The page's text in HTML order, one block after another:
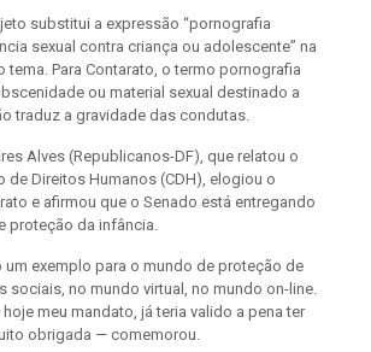
substitui a expressão “pornografia
sexual contra criança ou adolescente” na
tema. Para Contarato, o termo pornografia
ou material sexual destinado a
traduz a gravidade das condutas.
Alves (Republicanos-DF), que relatou o
de Direitos Humanos (CDH), elogiou o
e afirmou que o Senado está entregando
proteção da infância.
exemplo para o mundo de proteção de
sociais, no mundo virtual, no mundo on-line.
meu mandato, já teria valido a pena ter
obrigada — comemorou.